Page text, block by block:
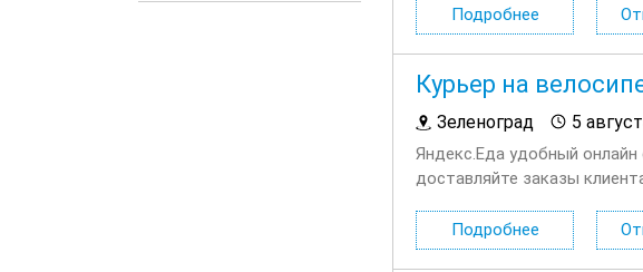
Подробнее
Курьер на
Зеленоград 5
Яндекс.Еда удобный онлайн
доставляйте заказы
Подробнее